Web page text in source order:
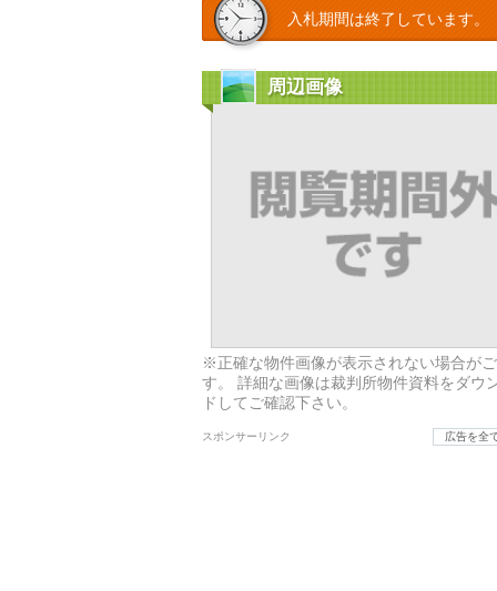
入札期間は終了しています。
周辺画像
※正確な物件画像が表示されない場合が
す。 詳細な画像は裁判所物件資料をダウ
ドしてご確認下さい。
スポンサーリンク 広告を全